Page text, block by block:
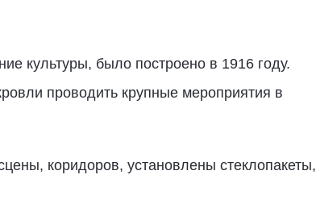
культуры, было построено в 1916 году.
проводить крупные мероприятия в
коридоров, установлены стеклопакеты,